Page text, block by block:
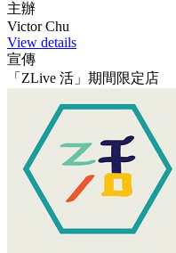
主辦
Victor Chu
View details
宣傳
「ZLive 活」期間限定店